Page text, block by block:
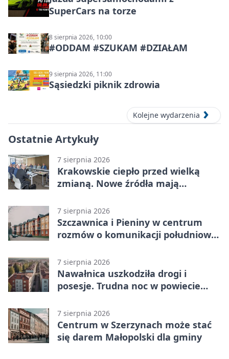
SuperCars na torze
8 sierpnia 2026, 10:00
#ODDAM #SZUKAM #DZIAŁAM
9 sierpnia 2026, 11:00
Sąsiedzki piknik zdrowia
Kolejne wydarzenia
Ostatnie Artykuły
7 sierpnia 2026
Krakowskie ciepło przed wielką
zmianą. Nowe źródła mają
7 sierpnia 2026
Szczawnica i Pieniny w centrum
rozmów o komunikacji południowej
7 sierpnia 2026
Nawałnica uszkodziła drogi i
posesje. Trudna noc w powiecie
7 sierpnia 2026
Centrum w Szerzynach może stać
się darem Małopolski dla gminy